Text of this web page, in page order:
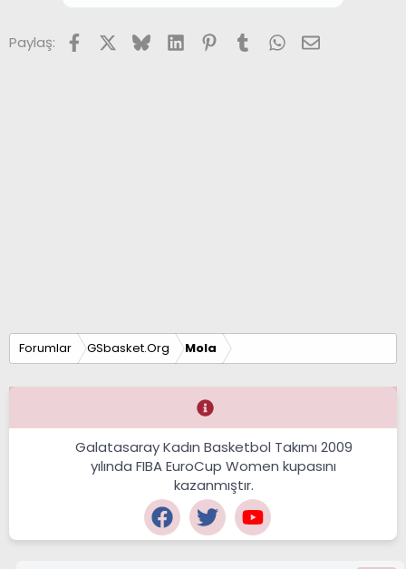
Paylaş: FacebookX (Twitter)
BlueskyLinkedInPinterest
TumblrWhatsApp
E-posta
Forumlar GSbasket.Org Mola
Galatasaray Kadın Basketbol Takımı 2009
yılında FIBA EuroCup Women kupasını
kazanmıştır.